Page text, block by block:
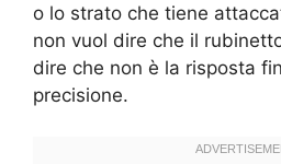
o lo strato che tiene
non vuol dire che il
dire che non è la risposta
precisione.